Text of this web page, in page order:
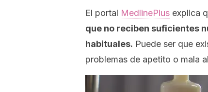
El portal MedlinePlus explica
que no reciben suficientes
habituales. Puede ser que
problemas de apetito o mala